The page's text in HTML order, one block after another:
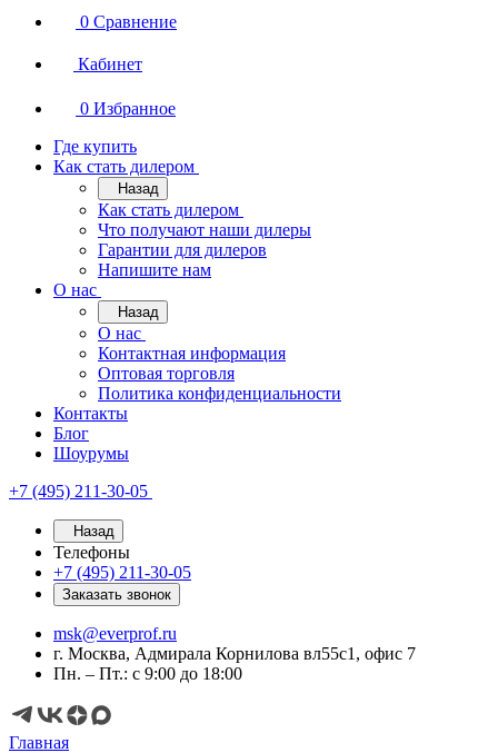
0 Сравнение
Кабинет
0 Избранное
Где купить
Как стать дилером
Назад
Как стать дилером
Что получают наши дилеры
Гарантии для дилеров
Напишите нам
О нас
Назад
О нас
Контактная информация
Оптовая торговля
Политика конфиденциальности
Контакты
Блог
Шоурумы
+7 (495) 211-30-05
Назад
Телефоны
+7 (495) 211-30-05
Заказать звонок
msk@everprof.ru
г. Москва, Адмирала Корнилова вл55с1, офис 7
Пн. – Пт.: с 9:00 до 18:00
Главная